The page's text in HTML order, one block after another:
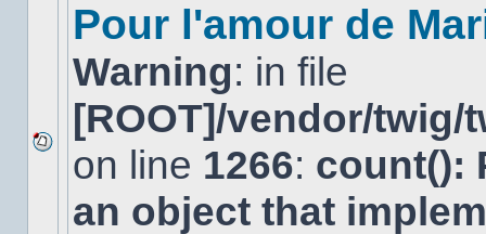
Aucun
nouveau
message
non-
Pour l'amour de
Warning: in file
[ROOT]/vendor/
on line 1266: count():
an object that